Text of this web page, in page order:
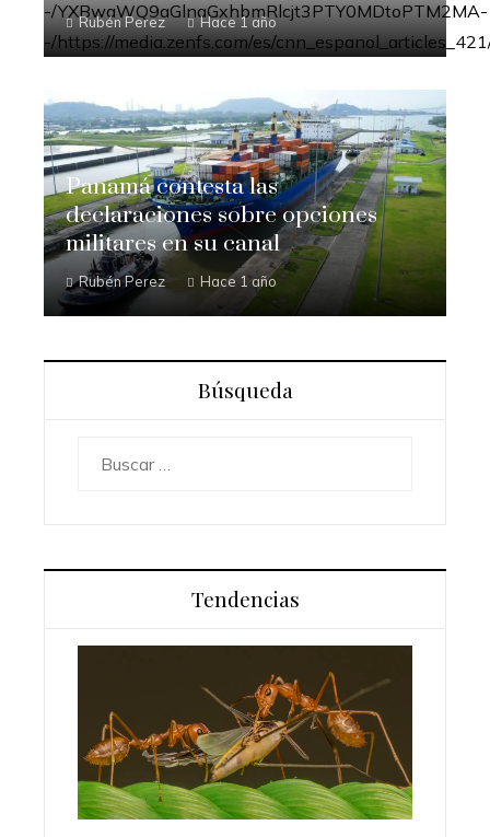
Rubén Perez Hace 1 año
Panamá contesta las
declaraciones sobre opciones
militares en su canal
Rubén Perez Hace 1 año
Búsqueda
Tendencias